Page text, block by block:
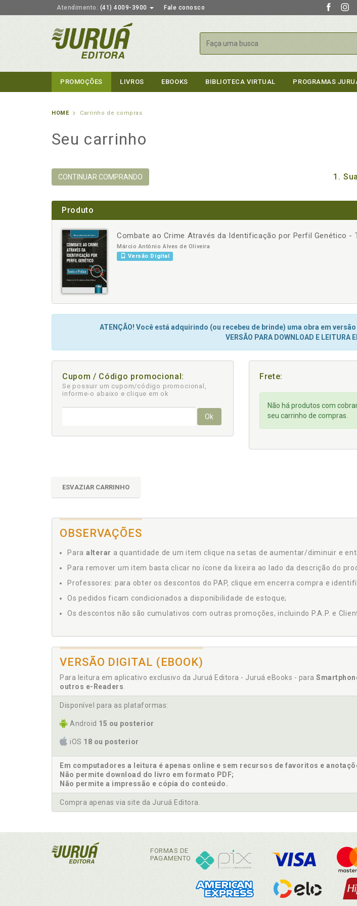
Atendimento: (41) 4009-3900 Fale conosco
Buscar
PROMOÇÕES LIVROS EBOOKS BIBLIOTECA VIRTUAL PROGRAMAS
HOME Carrinho de compras
Seu carrinho
CONTINUAR COMPRANDO 1.
Produto
Combate ao Crime Através da Identificação por Perfil Genético -
Márcio Antônio Alves de Oliveira
Versão Digital
- +
ATENÇÃO! Você está adquirindo (ou recebeu de brinde) uma obra em
VERSÃO PARA DOWNLOAD E LEITURA
Cupom / Código promocional:
Se possuir um cupom/código promocional,
informe-o abaixo e clique em ok
Ok
Frete:
Não há produtos com
seu carrinho de compras.
ESVAZIAR CARRINHO
OBSERVAÇÕES
Para alterar a quantidade de um item clique na setas de aumentar/diminuir e
Para remover um item basta clicar no ícone da lixeira ao lado da descrição do
Professores: para obter os descontos do PAP, clique em encerra compra e
Os pedidos ficam condicionados a disponibilidade de estoque;
Os descontos não são cumulativos com outras promoções, incluindo P.A.P. e
VERSÃO DIGITAL (EBOOK)
Para leitura em aplicativo exclusivo da Juruá Editora - Juruá eBooks - para
outros e-Readers
Disponível para as plataformas:
Android 15 ou posterior
iOS 18 ou posterior
Em computadores a leitura é apenas online e sem recursos de favoritos e
Não permite download do livro em formato PDF;
Não permite a impressão e cópia do conteúdo.
Compra apenas via site da Juruá Editora.
FORMAS DE
PAGAMENTO